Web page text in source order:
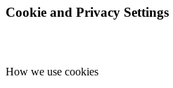
Cookie and Privacy Settings
How we use cookies